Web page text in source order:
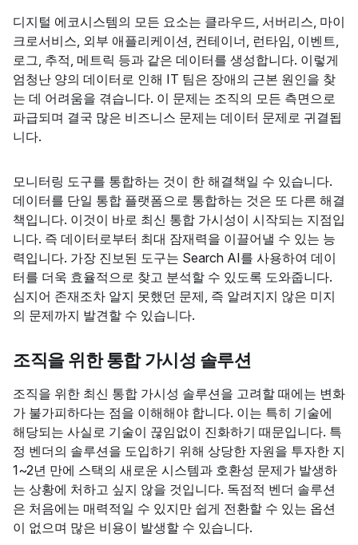
디지털 에코시스템의 모든 요소는 클라우드, 서버리스, 마이
크로서비스, 외부 애플리케이션, 컨테이너, 런타임, 이벤트,
로그, 추적, 메트릭 등과 같은 데이터를 생성합니다. 이렇게
엄청난 양의 데이터로 인해 IT 팀은 장애의 근본 원인을 찾
는 데 어려움을 겪습니다. 이 문제는 조직의 모든 측면으로
파급되며 결국 많은 비즈니스 문제는 데이터 문제로 귀결됩
니다.
모니터링 도구를 통합하는 것이 한 해결책일 수 있습니다.
데이터를 단일 통합 플랫폼으로 통합하는 것은 또 다른 해결
책입니다. 이것이 바로 최신 통합 가시성이 시작되는 지점입
니다. 즉 데이터로부터 최대 잠재력을 이끌어낼 수 있는 능
력입니다. 가장 진보된 도구는 Search AI를 사용하여 데이
터를 더욱 효율적으로 찾고 분석할 수 있도록 도와줍니다.
심지어 존재조차 알지 못했던 문제, 즉 알려지지 않은 미지
의 문제까지 발견할 수 있습니다.
조직을 위한 통합 가시성 솔루션
조직을 위한 최신 통합 가시성 솔루션을 고려할 때에는 변화
가 불가피하다는 점을 이해해야 합니다. 이는 특히 기술에
해당되는 사실로 기술이 끊임없이 진화하기 때문입니다. 특
정 벤더의 솔루션을 도입하기 위해 상당한 자원을 투자한 지
1~2년 만에 스택의 새로운 시스템과 호환성 문제가 발생하
는 상황에 처하고 싶지 않을 것입니다. 독점적 벤더 솔루션
은 처음에는 매력적일 수 있지만 쉽게 전환할 수 있는 옵션
이 없으며 많은 비용이 발생할 수 있습니다.